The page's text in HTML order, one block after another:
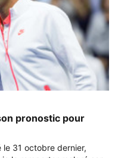
pronostic pour
31 octobre dernier,